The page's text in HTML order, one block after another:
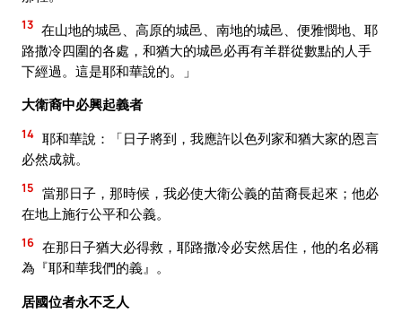
13 在山地的城邑、高原的城邑、南地的城邑、便雅憫地、耶
路撒冷四圍的各處，和猶大的城邑必再有羊群從數點的人手
下經過。這是耶和華說的。」
大衛裔中必興起義者
14 耶和華說：「日子將到，我應許以色列家和猶大家的恩言
必然成就。
15 當那日子，那時候，我必使大衛公義的苗裔長起來；他必
在地上施行公平和公義。
16 在那日子猶大必得救，耶路撒冷必安然居住，他的名必稱
為『耶和華我們的義』。
居國位者永不乏人